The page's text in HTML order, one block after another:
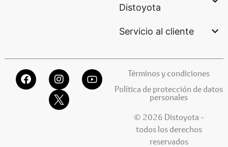
Distoyota
Servicio al cliente
Términos y condiciones
Política de protección de datos
personales
© 2026 Distoyota -
todos los derechos
reservados